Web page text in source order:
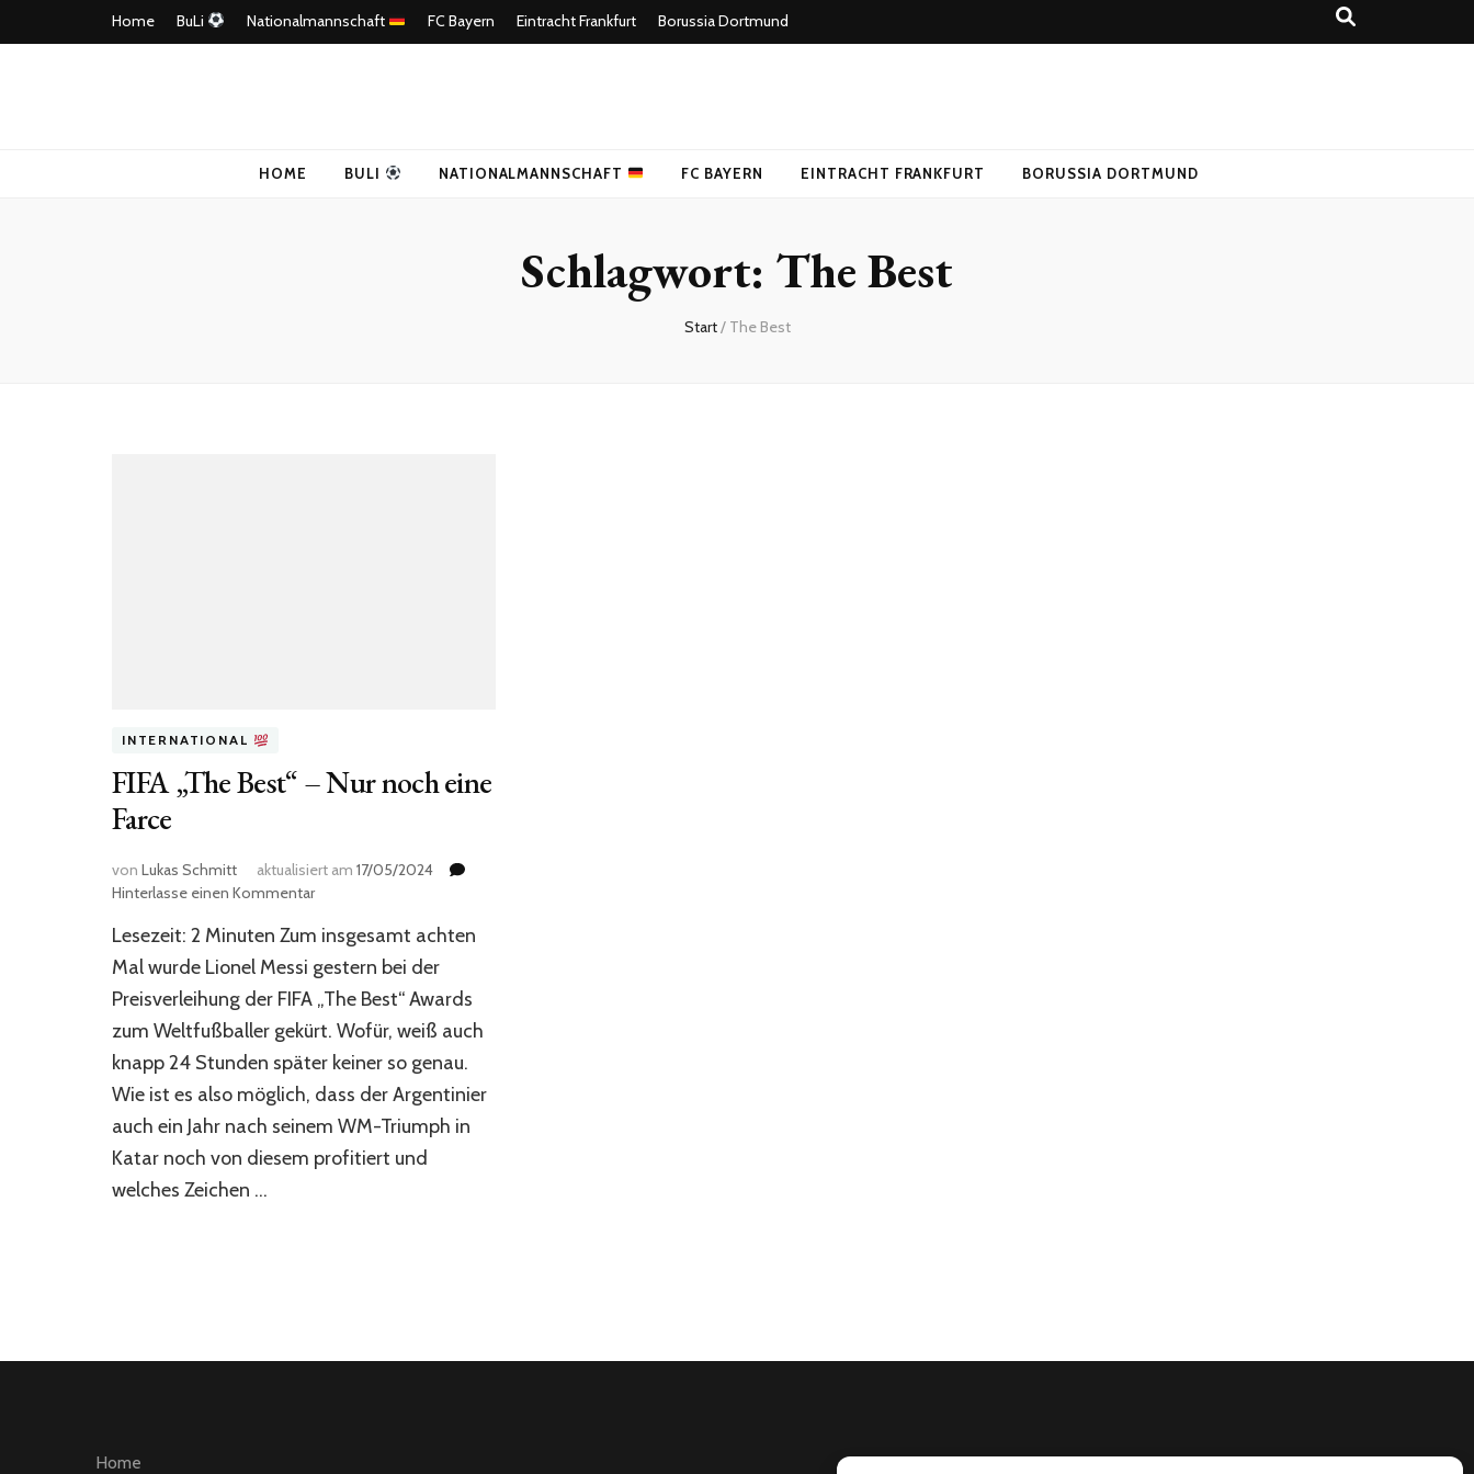
Home BuLi Nationalmannschaft FC Bayern Eintracht Frankfurt Borussia Dortmund
HOME BULI NATIONALMANNSCHAFT FC BAYERN EINTRACHT FRANKFURT BORUSSIA DORTMUND
Schlagwort: The Best
Start/ The Best
INTERNATIONAL
FIFA „The Best“ – Nur noch eine
Farce
von Lukas Schmitt aktualisiert am 17/05/2024
Hinterlasse einen Kommentarzu
„The
Best“
–
Nur
noch
eine
Lesezeit: 2 Minuten Zum insgesamt achten
Mal wurde Lionel Messi gestern bei der
Preisverleihung der FIFA „The Best“ Awards
zum Weltfußballer gekürt. Wofür, weiß auch
knapp 24 Stunden später keiner so genau.
Wie ist es also möglich, dass der Argentinier
auch ein Jahr nach seinem WM-Triumph in
Katar noch von diesem profitiert und
welches Zeichen …
Home